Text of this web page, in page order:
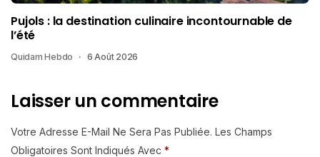
Pujols : la destination culinaire incontournable de
l’été
Quidam Hebdo 6 Août 2026
Laisser un commentaire
Votre Adresse E-Mail Ne Sera Pas Publiée. Les Champs
Obligatoires Sont Indiqués Avec *